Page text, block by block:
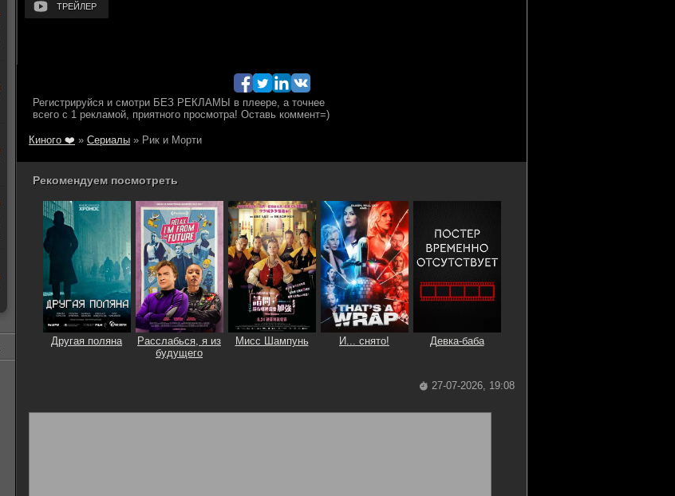
ТРЕЙЛЕР
Киного ❤️ » Сериалы » Рик и Морти
Рекомендуем посмотреть
Другая поляна
Расслабься, я из
будущего
Мисс Шампунь И... снято! Девка-баба
27-07-2026, 19:08